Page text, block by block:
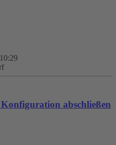
abschließen